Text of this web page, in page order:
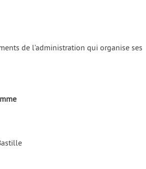
de l’administration qui organise ses